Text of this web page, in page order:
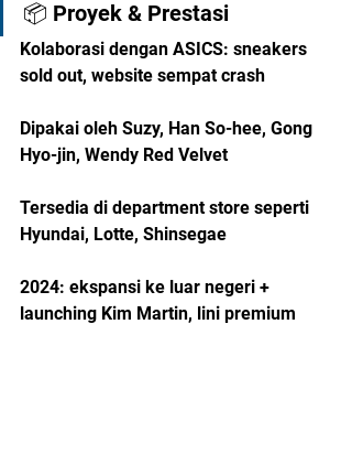
📦 Proyek & Prestasi
Kolaborasi dengan ASICS: sneakers
sold out, website sempat crash
Dipakai oleh Suzy, Han So-hee, Gong
Hyo-jin, Wendy Red Velvet
Tersedia di department store seperti
Hyundai, Lotte, Shinsegae
2024: ekspansi ke luar negeri +
launching Kim Martin, lini premium